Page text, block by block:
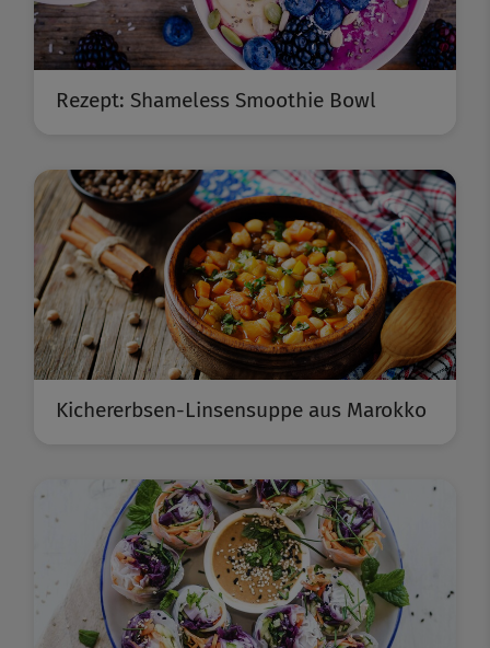
Rezept: Shameless Smoothie Bowl
Kichererbsen-Linsensuppe aus Marokko